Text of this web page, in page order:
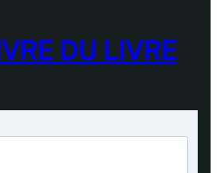
DU LIVRE